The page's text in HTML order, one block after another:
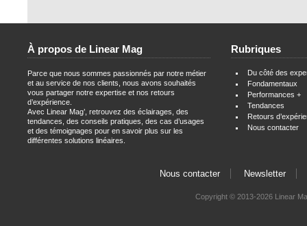
À propos de Linear Mag
Parce que nous sommes passionnés par notre métier
et au service de nos clients, nous avons souhaités
vous partager notre expertise et nos retours
d’expérience.
Avec Linear Mag’, retrouvez des éclairages, des
tendances, des conseils pratiques, des cas d’usages
et des témoignages pour en savoir plus sur les
différentes solutions linéaires.
Rubriques
Du côté des
Fondamentaux
Performances +
Tendances
Retours
Nous contacter
Nous contacter Newsletter
Copyright © 2013-2026 Linear